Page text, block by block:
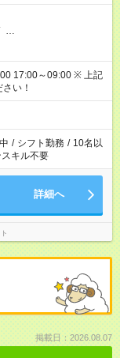
…
～09:00 ※ 上記
い！
/ シフト勤務 / 10名以
キル不要
詳細へ
掲載日：2026.08.07